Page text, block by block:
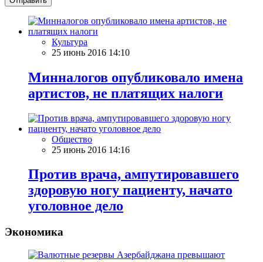
Культура
25 июнь 2016 14:10
Минналогов опубликовало имена
артистов, не платящих налоги
Общество
25 июнь 2016 14:16
Против врача, ампутировавшего
здоровую ногу пациенту, начато
уголовное дело
Экономика